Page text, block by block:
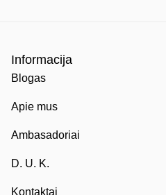
Informacija
Blogas
Apie mus
Ambasadoriai
D. U. K.
Kontaktai